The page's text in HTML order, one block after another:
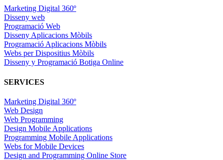
Marketing Digital 360º
Disseny web
Programació Web
Disseny Aplicacions Mòbils
Programació Aplicacions Mòbils
Webs per Dispositius Mòbils
Disseny y Programació Botiga Online
SERVICES
Marketing Digital 360º
Web Design
Web Programming
Design Mobile Applications
Programming Mobile Applications
Webs for Mobile Devices
Design and Programming Online Store